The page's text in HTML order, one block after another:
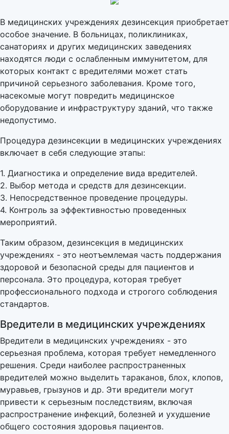
В медицинских учреждениях дезинсекция приобретает
особое значение. В больницах, поликлиниках,
санаториях и других медицинских заведениях
находятся люди с ослабленным иммунитетом, для
которых контакт с вредителями может стать
причиной серьезного заболевания. Кроме того,
насекомые могут повредить медицинское
оборудование и инфраструктуру зданий, что также
недопустимо.
Процедура дезинсекции в медицинских учреждениях
включает в себя следующие этапы:
1. Диагностика и определение вида вредителей.
2. Выбор метода и средств для дезинсекции.
3. Непосредственное проведение процедуры.
4. Контроль за эффективностью проведенных
мероприятий.
Таким образом, дезинсекция в медицинских
учреждениях - это неотъемлемая часть поддержания
здоровой и безопасной среды для пациентов и
персонала. Это процедура, которая требует
профессионального подхода и строгого соблюдения
стандартов.
Вредители в медицинских учреждениях
Вредители в медицинских учреждениях - это
серьезная проблема, которая требует немедленного
решения. Среди наиболее распространенных
вредителей можно выделить тараканов, блох, клопов,
муравьев, грызунов и др. Эти вредители могут
привести к серьезным последствиям, включая
распространение инфекций, болезней и ухудшение
общего состояния здоровья пациентов.